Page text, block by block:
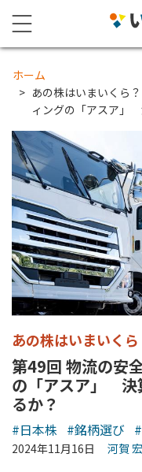
ホーム
あの株はいまいくら
ィングの「アスア」
あの株はいまいくら
第49回 物流の安
の「アスア」 決
るか？
#日本株 #銘柄選び
2024年11月16日 河賀